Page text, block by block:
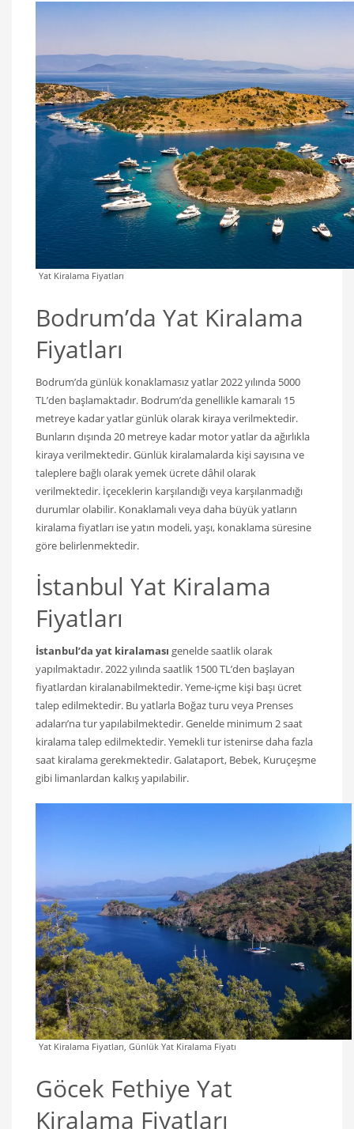
Yat Kiralama Fiyatları
Bodrum’da Yat Kiralama
Fiyatları
Bodrum’da günlük konaklamasız yatlar 2022 yılında 5000
TL’den başlamaktadır. Bodrum’da genellikle kamaralı 15
metreye kadar yatlar günlük olarak kiraya verilmektedir.
Bunların dışında 20 metreye kadar motor yatlar da ağırlıkla
kiraya verilmektedir. Günlük kiralamalarda kişi sayısına ve
taleplere bağlı olarak yemek ücrete dâhil olarak
verilmektedir. İçeceklerin karşılandığı veya karşılanmadığı
durumlar olabilir. Konaklamalı veya daha büyük yatların
kiralama fiyatları ise yatın modeli, yaşı, konaklama süresine
göre belirlenmektedir.
İstanbul Yat Kiralama
Fiyatları
İstanbul’da yat kiralaması genelde saatlik olarak
yapılmaktadır. 2022 yılında saatlik 1500 TL’den başlayan
fiyatlardan kiralanabilmektedir. Yeme-içme kişi başı ücret
talep edilmektedir. Bu yatlarla Boğaz turu veya Prenses
adaları’na tur yapılabilmektedir. Genelde minimum 2 saat
kiralama talep edilmektedir. Yemekli tur istenirse daha fazla
saat kiralama gerekmektedir. Galataport, Bebek, Kuruçeşme
gibi limanlardan kalkış yapılabilir.
Yat Kiralama Fiyatları, Günlük Yat Kiralama Fiyatı
Göcek Fethiye Yat
Kiralama Fiyatları